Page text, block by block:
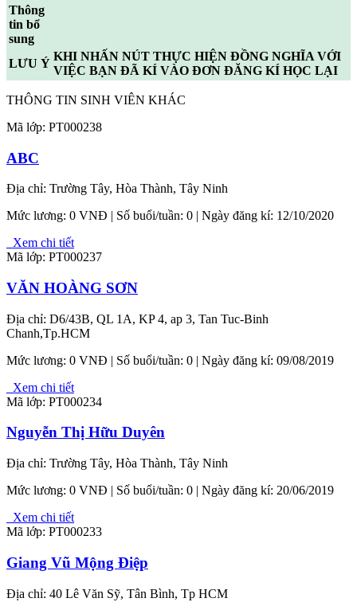
Thông
tin bổ
sung
LƯU Ý
KHI NHẤN NÚT THỰC HIỆN ĐỒNG NGHĨA VỚI
VIỆC BẠN ĐÃ KÍ VÀO ĐƠN ĐĂNG KÍ HỌC LẠI
THÔNG TIN SINH VIÊN KHÁC
Mã lớp: PT000238
ABC
Địa chỉ: Trường Tây, Hòa Thành, Tây Ninh
Mức lương: 0 VNĐ | Số buổi/tuần: 0 | Ngày đăng kí: 12/10/2020
Xem chi tiết
Mã lớp: PT000237
VĂN HOÀNG SƠN
Địa chỉ: D6/43B, QL 1A, KP 4, ap 3, Tan Tuc-Binh
Chanh,Tp.HCM
Mức lương: 0 VNĐ | Số buổi/tuần: 0 | Ngày đăng kí: 09/08/2019
Xem chi tiết
Mã lớp: PT000234
Nguyễn Thị Hữu Duyên
Địa chỉ: Trường Tây, Hòa Thành, Tây Ninh
Mức lương: 0 VNĐ | Số buổi/tuần: 0 | Ngày đăng kí: 20/06/2019
Xem chi tiết
Mã lớp: PT000233
Giang Vũ Mộng Điệp
Địa chỉ: 40 Lê Văn Sỹ, Tân Bình, Tp HCM